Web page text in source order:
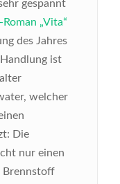
gespannt
„Vita“
des Jahres
ist
welcher
Die
nur einen
Brennstoff